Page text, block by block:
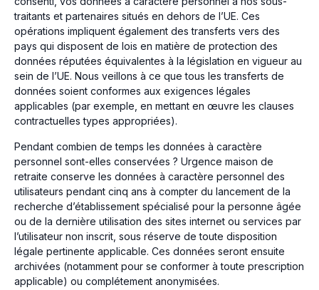
traitants et partenaires situés en dehors de l’UE. Ces
opérations impliquent également des transferts vers des
pays qui disposent de lois en matière de protection des
données réputées équivalentes à la législation en vigueur au
sein de l’UE. Nous veillons à ce que tous les transferts de
données soient conformes aux exigences légales
applicables (par exemple, en mettant en œuvre les clauses
contractuelles types appropriées).
Pendant combien de temps les données à caractère
personnel sont-elles conservées ? Urgence maison de
retraite conserve les données à caractère personnel des
utilisateurs pendant cinq ans à compter du lancement de la
recherche d’établissement spécialisé pour la personne âgée
ou de la dernière utilisation des sites internet ou services par
l’utilisateur non inscrit, sous réserve de toute disposition
légale pertinente applicable. Ces données seront ensuite
archivées (notamment pour se conformer à toute prescription
applicable) ou complétement anonymisées.